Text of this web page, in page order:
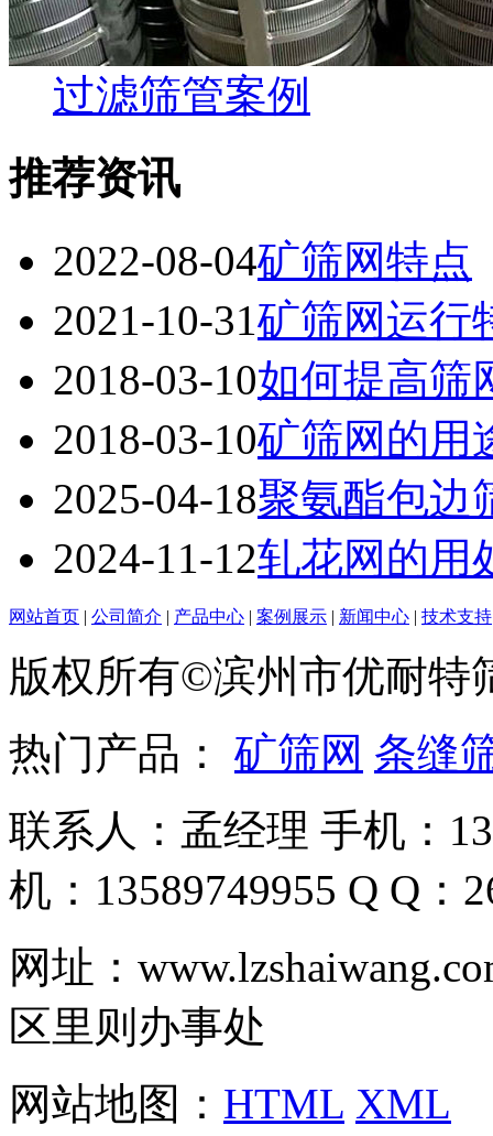
过滤筛管案例
推荐资讯
2022-08-04矿筛网特点
2021-10-31矿筛网运行
2018-03-10如何提高筛
2018-03-10矿筛网的用
2025-04-18聚氨酯包边
2024-11-12轧花网的用
网站首页 | 公司简介 | 产品中心 | 案例展示 | 新闻中心 | 技术支持
版权所有©滨州市优耐特
热门产品： 矿筛网 条缝
联系人：孟经理 手机：
机：13589749955 Q Q：
网址：
区里则办事处
网站地图： HTML XML